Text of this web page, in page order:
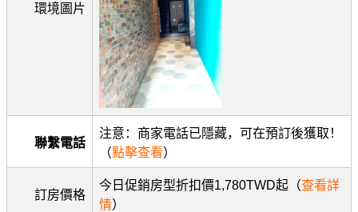
環境圖片
聯繫電話
注意：商家電話已隱藏，可在預訂後獲取！
（點擊查看）
訂房價格
今日促銷房型折扣價1,780TWD起（查看詳
情）